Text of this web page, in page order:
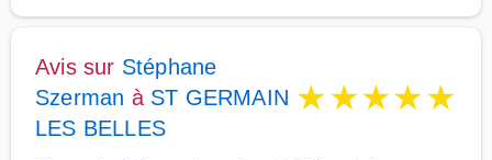
Avis sur Stéphane
Szerman à ST GERMAIN
LES BELLES
★★★★★